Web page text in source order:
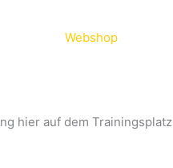
Webshop
hier auf dem